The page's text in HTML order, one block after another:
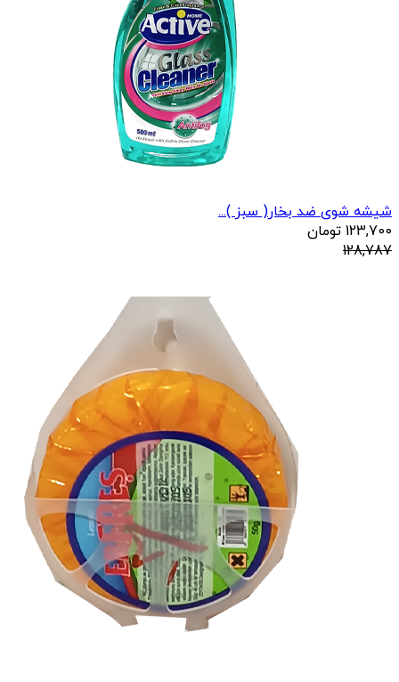
شیشه شوی ضد بخار( سبز )...
123,700 تومان
128,787